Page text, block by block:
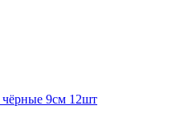
чёрные 9см 12шт